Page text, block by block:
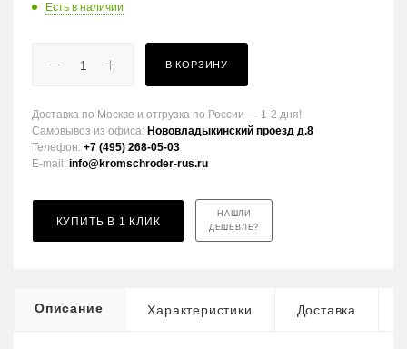
Есть в наличии
В КОРЗИНУ
Доставка по Москве и отгрузка по России — 1-2 дня!
Самовывоз из офиса: Нововладыкинский проезд д.8
Телефон: +7 (495) 268-05-03
E-mail: info@kromschroder-rus.ru
КУПИТЬ В 1 КЛИК
НАШЛИ
ДЕШЕВЛЕ?
Описание Характеристики Доставка